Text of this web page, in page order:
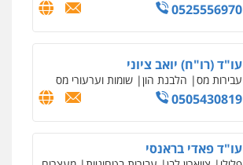
0525556970
עו"ד (רו"ח) יואב ציוני
עבירות מס הלבנת הון שומות וערעורי מס
0505430819
עו"ד פאדי בראנסי